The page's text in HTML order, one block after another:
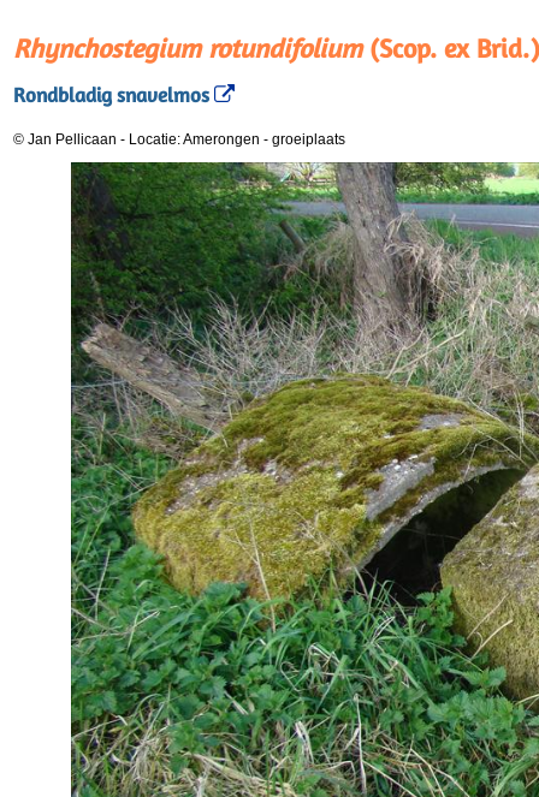
Rhynchostegium rotundifolium(Scop. ex
Rondbladig snavelmos
© Jan Pellicaan - Locatie: Amerongen - groeiplaats